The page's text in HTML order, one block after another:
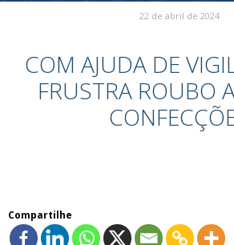
22 de abril de 2024
COM AJUDA DE
FRUSTRA ROUBO
Compartilhe